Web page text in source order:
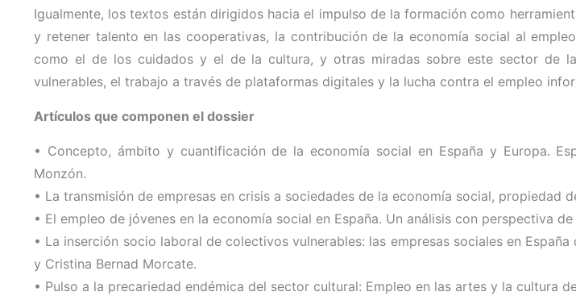
Igualmente, los textos están dirigidos hacia el impulso de la formación como
y retener talento en las cooperativas, la contribución de la economía social al
como el de los cuidados y el de la cultura, y otras miradas sobre este sector de
vulnerables, el trabajo a través de plataformas digitales y la lucha contra el empleo
Artículos que componen el dossier
• Concepto, ámbito y cuantificación de la economía social en España y Europa.
Monzón.
• La transmisión de empresas en crisis a sociedades de la economía social, propiedad
• El empleo de jóvenes en la economía social en España. Un análisis con perspectiva
• La inserción socio laboral de colectivos vulnerables: las empresas sociales en
y Cristina Bernad Morcate.
• Pulso a la precariedad endémica del sector cultural: Empleo en las artes y la cultura